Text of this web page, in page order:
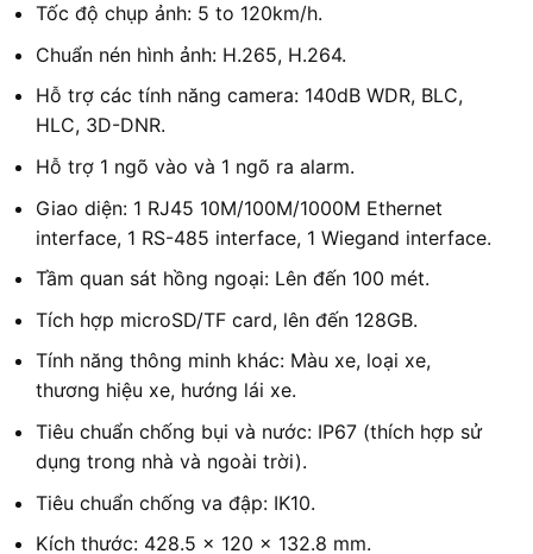
Tốc độ chụp ảnh: 5 to 120km/h.
Chuẩn nén hình ảnh: H.265, H.264.
Hỗ trợ các tính năng camera: 140dB WDR, BLC,
HLC, 3D-DNR.
Hỗ trợ 1 ngõ vào và 1 ngõ ra alarm.
Giao diện: 1 RJ45 10M/100M/1000M Ethernet
interface, 1 RS-485 interface, 1 Wiegand interface.
Tầm quan sát hồng ngoại: Lên đến 100 mét.
Tích hợp microSD/TF card, lên đến 128GB.
Tính năng thông minh khác: Màu xe, loại xe,
thương hiệu xe, hướng lái xe.
Tiêu chuẩn chống bụi và nước: IP67 (thích hợp sử
dụng trong nhà và ngoài trời).
Tiêu chuẩn chống va đập: IK10.
Kích thước: 428.5 × 120 × 132.8 mm.